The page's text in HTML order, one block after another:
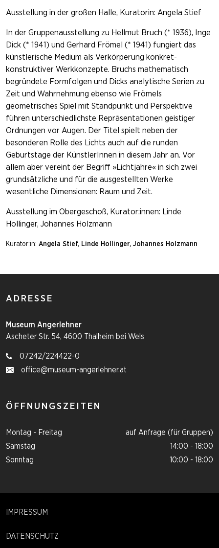
Ausstellung in der großen Halle, Kuratorin: Angela Stief
In der Gruppenausstellung zu Hellmut Bruch (* 1936), Inge
Dick (* 1941) und Gerhard Frömel (* 1941) fungiert das
künstlerische Medium als Verkörperung konkret-
konstruktiver Werkkonzepte. Bruchs mathematisch
begründete Formfolgen und Dicks analytische Serien zu
Zeit und Wahrnehmung ebenso wie Frömels
geometrisches Spiel mit Standpunkt und Perspektive
führen unterschiedlichste Repräsentationen geistiger
Ordnungen vor Augen. Der Titel spielt neben der
besonderen Rolle des Lichts auch auf die runden
Geburtstage der KünstlerInnen in diesem Jahr an. Vor
allem aber vereint der Begriff »Lichtjahre« in sich zwei
grundsätzliche und für die ausgestellten Werke
wesentliche Dimensionen: Raum und Zeit.
Ausstellung im Obergeschoß, Kurator:innen: Linde
Hollinger, Johannes Holzmann
Kurator:in: Angela Stief, Linde Hollinger, Johannes Holzmann
ADRESSE
Museum Angerlehner
Ascheter Str. 54, 4600 Thalheim bei Wels
07242/224422-0
office@museum-angerlehner.at
ÖFFNUNGSZEITEN
Montag - Freitag
auf Anfrage (für Gruppen)
Samstag
14:00 - 18:00
Sonntag
10:00 - 18:00
IMPRESSUM
DATENSCHUTZ